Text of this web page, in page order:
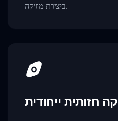
ביצירת מוזיקה.
חזותית ייחודית